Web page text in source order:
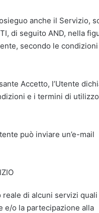
anche il Servizio,
di seguito AND, nella
secondo le condizioni
Accetto, l’Utente
e i termini di
può inviare un’e-mail
reale di alcuni servizi quali
e/o la partecipazione alla